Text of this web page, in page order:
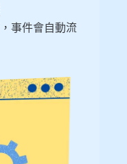
事件會自動流